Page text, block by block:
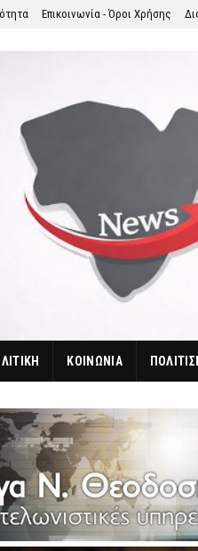
Επικοινωνία - Όροι Χρήσης
ΚΟΙΝΩΝΙΑ